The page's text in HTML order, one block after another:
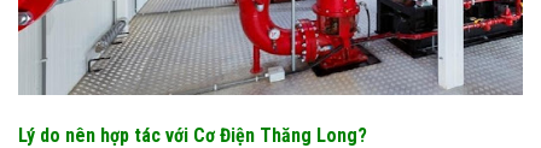
Lý do nên hợp tác với Cơ Điện Thăng Long?